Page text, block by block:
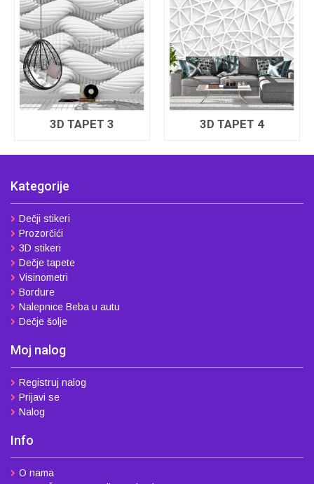
3D TAPET 3 3D TAPET 4
Kategorije
Dečji stikeri
Prozorčići
3D stikeri
Dečje tapete
Visinometri
Bordure
Nalepnice Beba u autu
Dečje šolje
Moj nalog
Registruj nalog
Prijavi se
Nalog
Info
O nama